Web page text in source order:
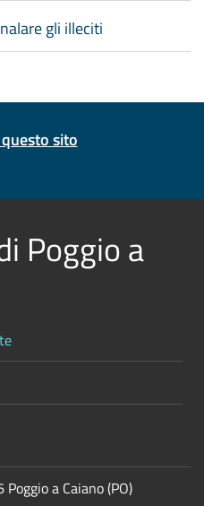
gli illeciti
sito
Poggio a
a Caiano (PO)